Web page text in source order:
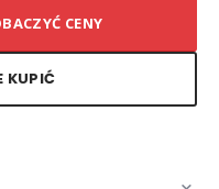
CENY
KUPIĆ